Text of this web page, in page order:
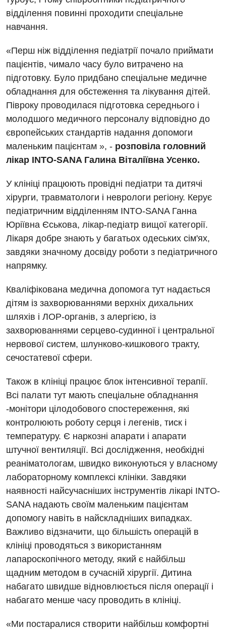
Відділення інтенсивної терапії
Відділення невідкладних станів
Гастроентерологія
Гематологія
Денний стаціонар
Дерматовенерологія
Ендокринологія
Кардіологія
Кардіохірургія
Мамологія
Неврологія
Нейрохірургія
Онкологічне відділлення
Оториноларингологія
Офтальмологічне відділення
Педіатричне відділення
Пульмонологія
Ревматологія
Судинна хірургія
Терапевтичне відділення
Терапія
Травматологічне відділення
Травматологія і ортопедія
Урологічне відділення
Урологія
Фізіотерапія
відділення повинні проходити спеціальне
навчання.
«Перш ніж відділення педіатрії почало приймати
пацієнтів, чимало часу було витрачено на
підготовку. Було придбано спеціальне медичне
обладнання для обстеження та лікування дітей.
Півроку проводилася підготовка середнього і
молодшого медичного персоналу відповідно до
європейських стандартів надання допомоги
маленьким пацієнтам », - розповіла головний
лікар INTO-SANA Галина Віталіївна Усенко.
У клініці працюють провідні педіатри та дитячі
хірурги, травматологи і неврологи регіону. Керує
педіатричним відділенням INTO-SANA Ганна
Юріївна Єськова, лікар-педіатр вищої категорії.
Лікаря добре знають у багатьох одеських сім'ях,
завдяки значному досвіду роботи з педіатричного
напрямку.
Кваліфікована медична допомога тут надається
дітям із захворюваннями верхніх дихальних
шляхів і ЛОР-органів, з алергією, із
захворюваннями серцево-судинної і центральної
нервової систем, шлунково-кишкового тракту,
сечостатевої сфери.
Також в клініці працює блок інтенсивної терапії.
Всі палати тут мають спеціальне обладнання
-монітори цілодобового спостереження, які
контролюють роботу серця і легенів, тиск і
температуру. Є наркозні апарати і апарати
штучної вентиляції. Всі дослідження, необхідні
реаніматологам, швидко виконуються у власному
лабораторному комплексі клініки. Завдяки
наявності найсучасніших інструментів лікарі INTO-
SANA надають своїм маленьким пацієнтам
допомогу навіть в найскладніших випадках.
Важливо відзначити, що більшість операцій в
клініці проводяться з використанням
лапароскопічного методу, який є найбільш
щадним методом в сучасній хірургії. Дитина
набагато швидше відновлюється після операції і
набагато менше часу проводить в клініці.
«Ми постаралися створити найбільш комфортні